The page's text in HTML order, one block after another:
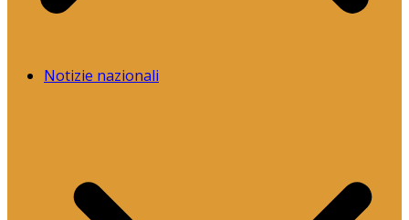
Notizie nazionali